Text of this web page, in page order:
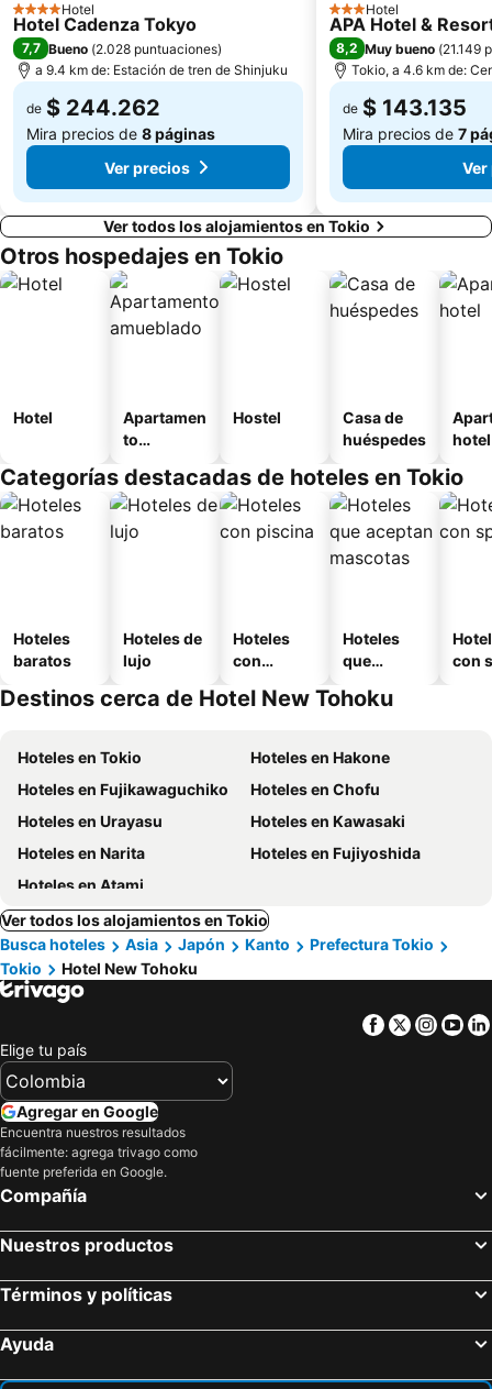
Higashi-Ginza Metro Station
Estadio de béisbol de Meiji Jingu
Centro Nacional de Arte
4 Estrellas
Hotel
Hotel Cadenza Tokyo
7,7 Bueno (2.028 puntuaciones)
a 9.4 km de: Estación de tren de Shinjuku
de $ 244.262
Mira precios de 8 páginas
Ver precios
3 Estrellas
Hotel
APA Hotel &
8,2 Muy bueno (21.149
Tokio, a 4.6 km de:
de $ 143.135
Mira precios de 7
Ver
Ver todos los alojamientos en Tokio
Otros hospedajes en Tokio
Hotel
Apartamen
to
o
Hostel
Casa de
huéspedes
hotel
Categorías destacadas de hoteles en Tokio
Hoteles
baratos
Hoteles de
lujo
Hoteles
con
Hoteles
que
mascotas
con
Destinos cerca de Hotel New Tohoku
Hoteles en Tokio
Hoteles en Hakone
Hoteles en Fujikawaguchiko
Hoteles en Chofu
Hoteles en Urayasu
Hoteles en Kawasaki
Hoteles en Narita
Hoteles en Fujiyoshida
Hoteles en Atami
Ver todos los alojamientos en Tokio
Busca hoteles
Asia Japón Kanto
Prefectura Tokio
Tokio
Hotel New Tohoku
Facebook
Twitter
Elige tu país
Agregar en Google
Encuentra nuestros resultados
fácilmente: agrega trivago como
fuente preferida en Google.
Compañía
Nuestros productos
Términos y políticas
Ayuda